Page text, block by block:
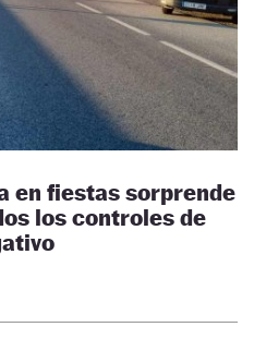
en fiestas sorprende
los controles de